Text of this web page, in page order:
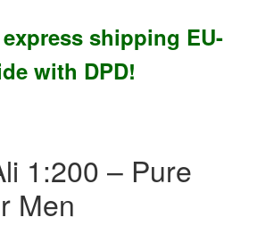
express shipping EU-
with DPD!
1:200 – Pure
Men